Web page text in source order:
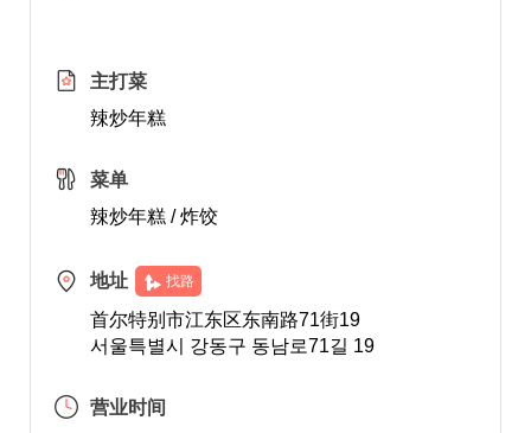
主打菜
辣炒年糕
菜单
辣炒年糕 / 炸饺
地址 找路
首尔特别市江东区东南路71街19
서울특별시 강동구 동남로71길 19
营业时间